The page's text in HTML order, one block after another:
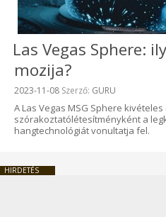
Las Vegas Sphere:
mozija?
Beküldve:
2023-11-08 Szerző: GURU
A Las Vegas MSG Sphere
szórakoztatólétesítményként a
hangtechnológiát vonultatja fel.
HIRDETÉS